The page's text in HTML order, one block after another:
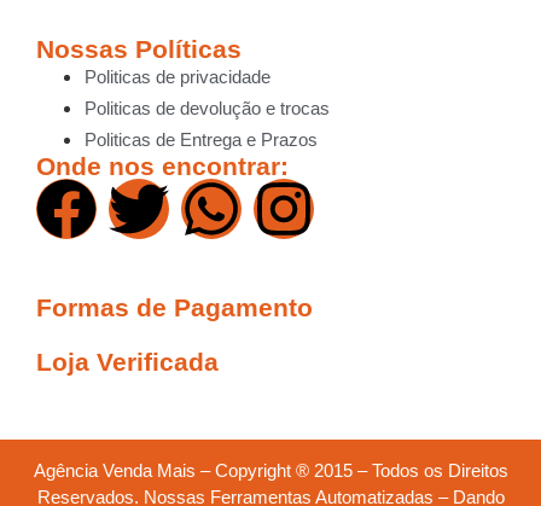
Nossas Políticas
Politicas de privacidade
Politicas de devolução e trocas
Politicas de Entrega e Prazos
Onde nos encontrar:
Formas de Pagamento
Loja Verificada
Agência Venda Mais – Copyright ® 2015 – Todos os Direitos
Reservados. Nossas Ferramentas Automatizadas – Dando